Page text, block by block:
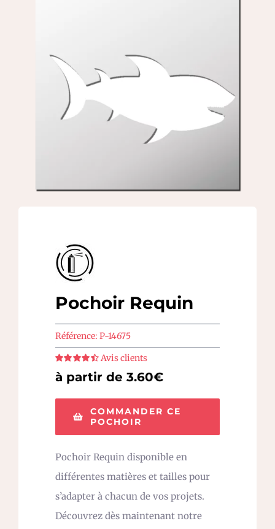
Pochoir Requin
Référence: P-14675
Note
sur
5
Avis clients
à partir de 3.60€
COMMANDER CE
POCHOIR
Pochoir Requin disponible en
différentes matières et tailles pour
s’adapter à chacun de vos projets.
Découvrez dès maintenant notre